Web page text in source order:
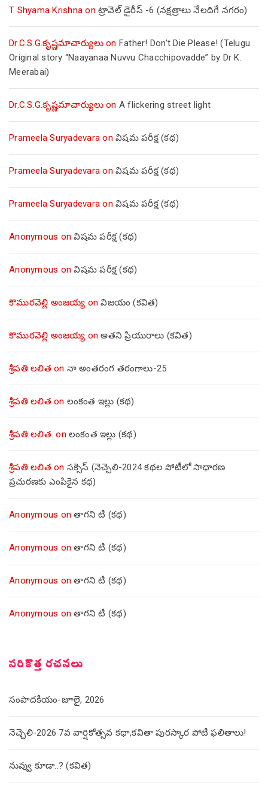
T Shyama Krishna on ట్రావెల్ డైరీస్ -6 (నక్షత్రాలు నేలదిగే నగరం)
Dr.C.S.G.కృష్ణమాచార్యులుon Father! Don’t Die Please! (Telugu
Original story “Naayanaa Nuvvu Chacchipovadde” by Dr K.
Meerabai)
Dr.C.S.G.కృష్ణమాచార్యులుon A flickering street light
Prameela Suryadevara on విషమ పరీక్ష (క‌థ‌)
Prameela Suryadevara on విషమ పరీక్ష (క‌థ‌)
Prameela Suryadevara on విషమ పరీక్ష (క‌థ‌)
Anonymous onవిషమ పరీక్ష (క‌థ‌)
Anonymous onవిషమ పరీక్ష (క‌థ‌)
కొమురవెల్లి అంజయ్య onవిజయం (కవిత)
కొమురవెల్లి అంజయ్య onఅతని ప్రియురాలు (కవిత)
శ్రీపతి లలిత on నా అంతరంగ తరంగాలు-25
శ్రీపతి లలిత on లంకంత ఇల్లు (కథ)
శ్రీపతి లలిత. on లంకంత ఇల్లు (కథ)
శ్రీపతి లలిత on సక్సెస్ (నెచ్చెలి-2024 కథల పోటీలో సాధారణ
ప్రచురణకు ఎంపికైన కథ)
Anonymous onతాగని టీ (కథ)
Anonymous onతాగని టీ (కథ)
Anonymous onతాగని టీ (కథ)
Anonymous onతాగని టీ (కథ)
సరికొత్త రచనలు
సంపాదకీయం-జూలై, 2026
నెచ్చెలి-2026 7వ వార్షికోత్సవ కథా,కవితా పురస్కార పోటీ ఫలితాలు!
నువ్వు కూడా..? (కవిత)